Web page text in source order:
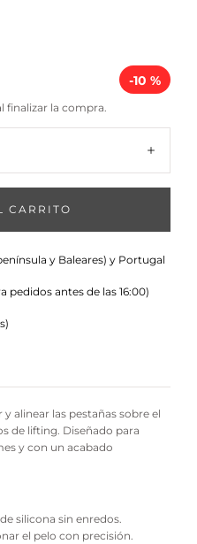
-10 %
finalizar la compra.
CARRITO
y Baleares) y Portugal
pedidos antes de las 16:00)
alinear las pestañas sobre el
de lifting. Diseñado para
y con un acabado
silicona sin enredos.
el pelo con precisión.